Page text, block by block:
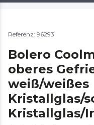
Referenz: 96293
Bolero
oberes
weiß/weißes
Kristallglas/
Kristallglas/